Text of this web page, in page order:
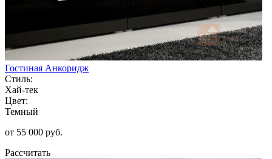
Гостиная Анкоридж
Стиль:
Хай-тек
Цвет:
Темный
от 55 000 руб.
Рассчитать